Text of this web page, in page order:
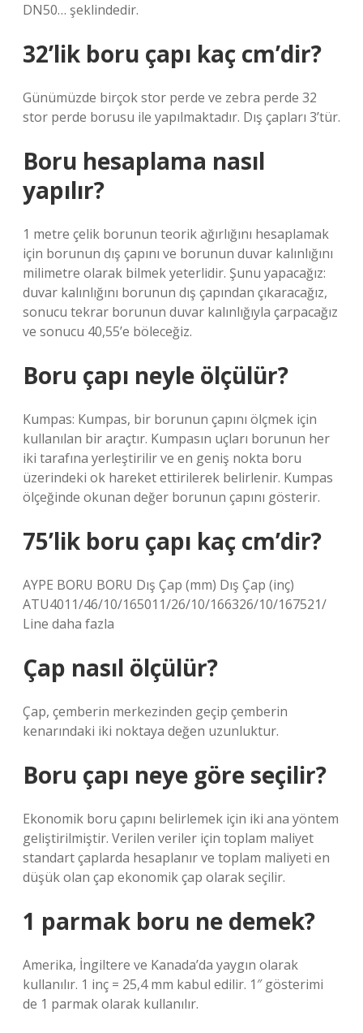
DN50… şeklindedir.
32’lik boru çapı kaç cm’dir?
Günümüzde birçok stor perde ve zebra perde 32
stor perde borusu ile yapılmaktadır. Dış çapları 3’tür.
Boru hesaplama nasıl
yapılır?
1 metre çelik borunun teorik ağırlığını hesaplamak
için borunun dış çapını ve borunun duvar kalınlığını
milimetre olarak bilmek yeterlidir. Şunu yapacağız:
duvar kalınlığını borunun dış çapından çıkaracağız,
sonucu tekrar borunun duvar kalınlığıyla çarpacağız
ve sonucu 40,55’e böleceğiz.
Boru çapı neyle ölçülür?
Kumpas: Kumpas, bir borunun çapını ölçmek için
kullanılan bir araçtır. Kumpasın uçları borunun her
iki tarafına yerleştirilir ve en geniş nokta boru
üzerindeki ok hareket ettirilerek belirlenir. Kumpas
ölçeğinde okunan değer borunun çapını gösterir.
75’lik boru çapı kaç cm’dir?
AYPE BORU BORU Dış Çap (mm) Dış Çap (inç)
ATU4011/46/10/165011/26/10/166326/10/167521/
Line daha fazla
Çap nasıl ölçülür?
Çap, çemberin merkezinden geçip çemberin
kenarındaki iki noktaya değen uzunluktur.
Boru çapı neye göre seçilir?
Ekonomik boru çapını belirlemek için iki ana yöntem
geliştirilmiştir. Verilen veriler için toplam maliyet
standart çaplarda hesaplanır ve toplam maliyeti en
düşük olan çap ekonomik çap olarak seçilir.
1 parmak boru ne demek?
Amerika, İngiltere ve Kanada’da yaygın olarak
kullanılır. 1 inç = 25,4 mm kabul edilir. 1″ gösterimi
de 1 parmak olarak kullanılır.